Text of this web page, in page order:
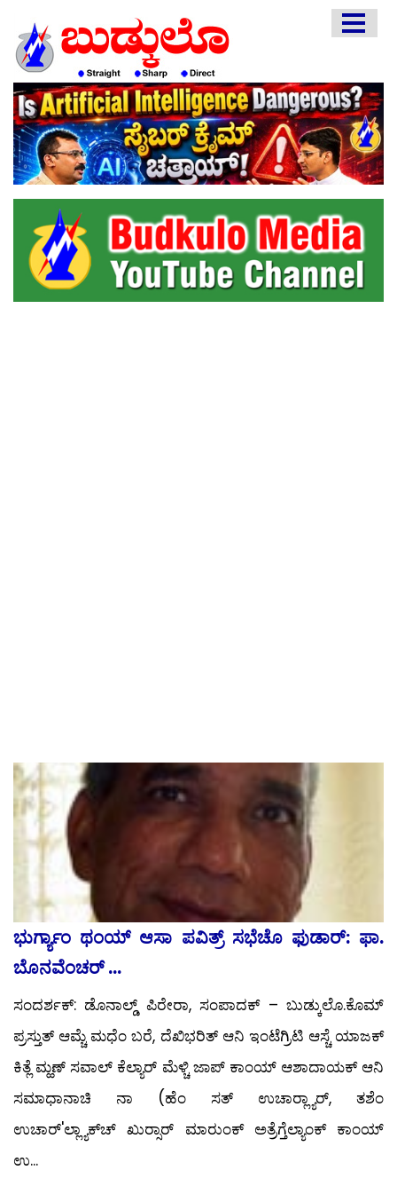
EDITORIAL
ENGLISH
KANNADA
INTERVIEWS
LITERATURE
ENTERTAINMENT
HEALTH
ಭುರ್ಗ್ಯಾಂ ಥಂಯ್ ಆಸಾ ಪವಿತ್ರ್ ಸಭೆಚೊ ಫುಡಾರ್: ಫಾ.
ಬೊನವೆಂಚರ್ ...
ಸಂದರ್ಶಕ್: ಡೊನಾಲ್ಡ್ ಪಿರೇರಾ, ಸಂಪಾದಕ್ – ಬುಡ್ಕುಲೊ.ಕೊಮ್
ಪ್ರಸ್ತುತ್ ಆಮ್ಚೆ ಮಧೆಂ ಬರೆ, ದೆಖಿಭರಿತ್ ಆನಿ ಇಂಟೆಗ್ರಿಟಿ ಆಸ್ಚೆ ಯಾಜಕ್
ಕಿತ್ಲೆ ಮ್ಹಣ್ ಸವಾಲ್ ಕೆಲ್ಯಾರ್ ಮೆಳ್ಚಿ ಜಾಪ್ ಕಾಂಯ್ ಆಶಾದಾಯಕ್ ಆನಿ
ಸಮಾಧಾನಾಚಿ ನಾ (ಹೆಂ ಸತ್ ಉಚಾರ್‍ಲ್ಯಾರ್, ತಶೆಂ
ಉಚಾರ್'ಲ್ಲ್ಯಾಕ್‍ಚ್ ಖುರ್‍ಸಾರ್ ಮಾರುಂಕ್ ಅತ್ರೆಗ್ತೆಲ್ಯಾಂಕ್ ಕಾಂಯ್
ಉ...